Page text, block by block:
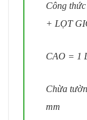
Công
+ LỌT
CAO = 1
Chừa
mm